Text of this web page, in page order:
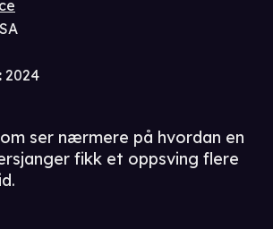
: 2024
ser nærmere på hvordan en
fikk et oppsving flere